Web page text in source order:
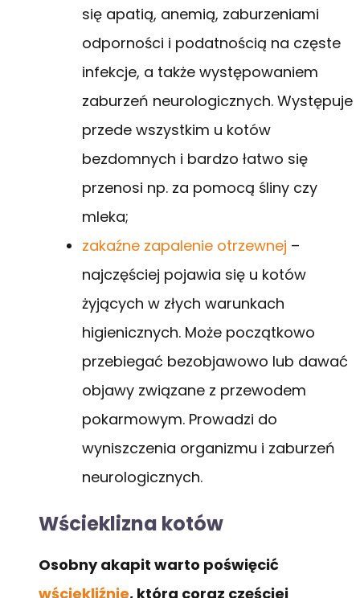
się apatią, anemią, zaburzeniami
odporności i podatnością na częste
infekcje, a także występowaniem
zaburzeń neurologicznych. Występuje
przede wszystkim u kotów
bezdomnych i bardzo łatwo się
przenosi np. za pomocą śliny czy
mleka;
zakaźne zapalenie otrzewnej –
najczęściej pojawia się u kotów
żyjących w złych warunkach
higienicznych. Może początkowo
przebiegać bezobjawowo lub dawać
objawy związane z przewodem
pokarmowym. Prowadzi do
wyniszczenia organizmu i zaburzeń
neurologicznych.
Wścieklizna kotów
Osobny akapit warto poświęcić
wściekliźnie, która coraz częściej